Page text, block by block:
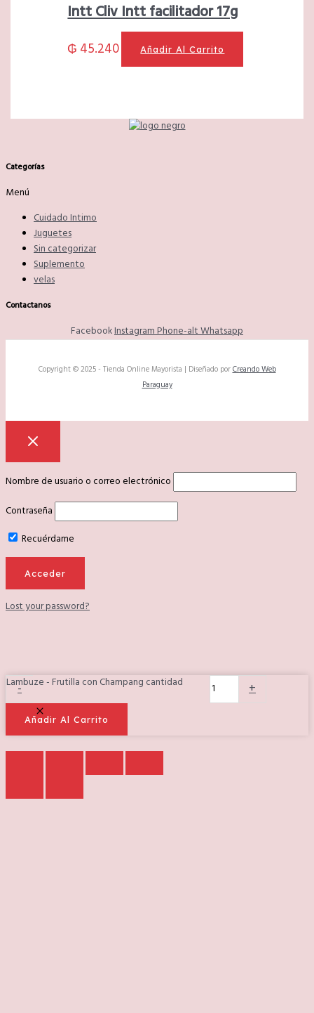
Intt Cliv Intt facilitador 17g
₲ 45.240 Añadir Al Carrito
Categorías
Menú
Cuidado Intimo
Juguetes
Sin categorizar
Suplemento
velas
Contactanos
FacebookInstagramPhone-altWhatsapp
Copyright © 2025 - Tienda Online Mayorista | Diseñado porCreando Web
Paraguay
Nombre de usuario o correo electrónico
Contraseña
Recuérdame
Lost your password?
-
Lambuze - Frutilla con Champang cantidad +
Añadir Al Carrito